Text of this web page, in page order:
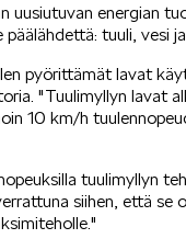
ŠKODAMME
uusiutuvan energian
tuuli, vesi
pyörittämät lavat
"Tuulimyllyn lavat
10 km/h
tuulimyllyn
siihen, että se